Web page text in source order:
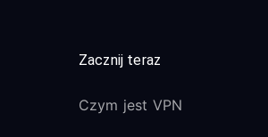
Zacznij teraz
Czym jest VPN